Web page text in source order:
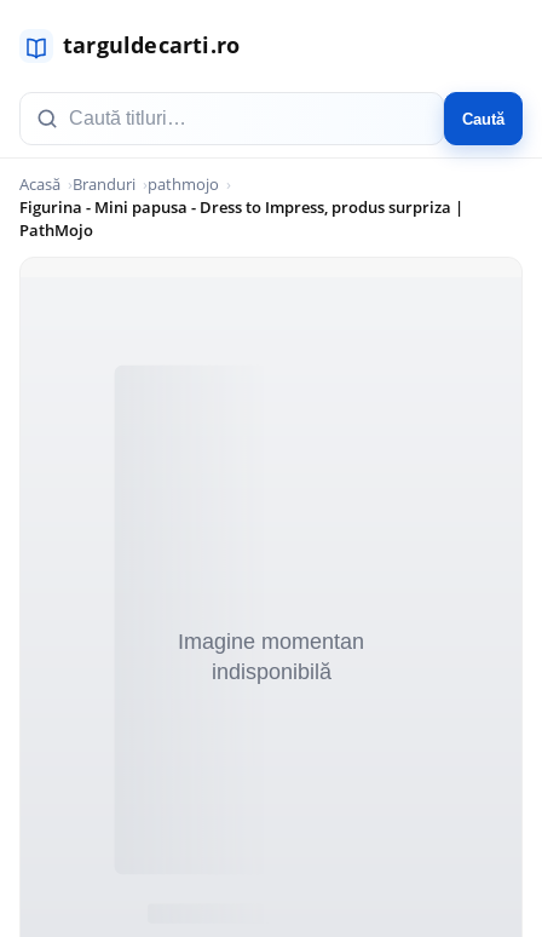
Caută
Acasă Branduri
pathmojo
Figurina - Mini papusa - Dress to Impress, produs surpriza |
PathMojo